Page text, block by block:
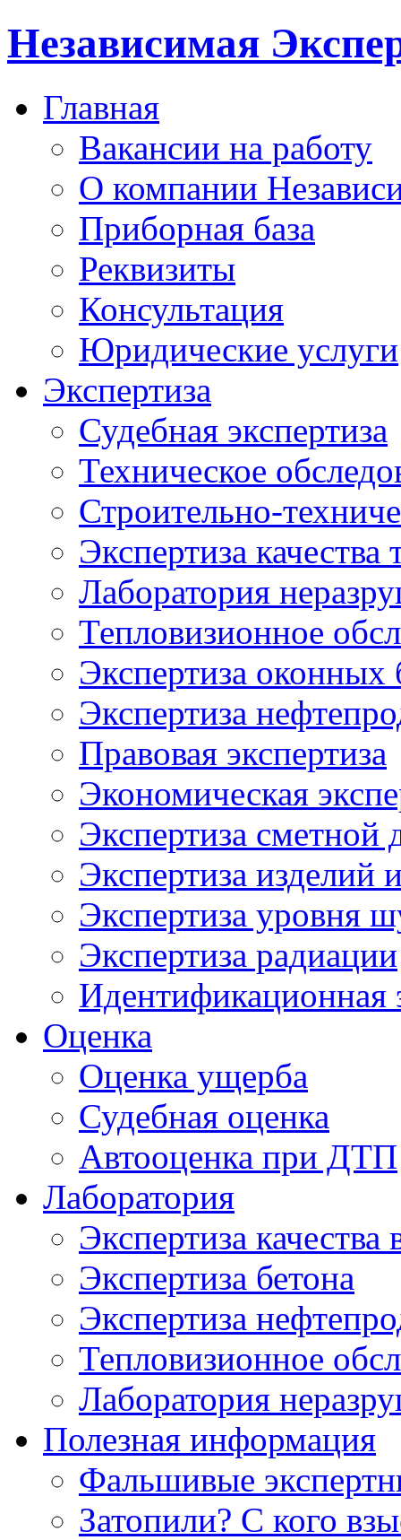
Независимая
Главная
Вакансии на работу
О компании
Приборная база
Реквизиты
Консультация
Юридические услуги
Экспертиза
Судебная экспертиза
Техническое
Строительно-
Экспертиза качества
Лаборатория
Тепловизионное
Экспертиза оконных
Экспертиза
Правовая экспертиза
Экономическая
Экспертиза сметной
Экспертиза изделий
Экспертиза уровня
Экспертиза радиации
Идентификационная
Оценка
Оценка ущерба
Судебная оценка
Автооценка при ДТП
Лаборатория
Экспертиза качества
Экспертиза бетона
Экспертиза
Тепловизионное
Лаборатория
Полезная информация
Фальшивые
Затопили? С кого